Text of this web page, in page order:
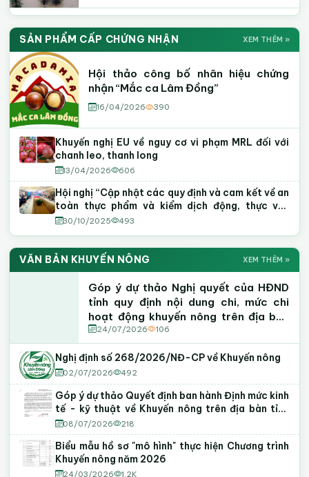
SẢN PHẨM CẤP CHỨNG NHẬN XEM THÊM »
Hội thảo công bố nhãn hiệu chứng
nhận “Mắc ca Lâm Đồng”
16/04/2026 390
Khuyến nghị EU về nguy cơ vi phạm MRL đối với
chanh leo, thanh long
13/04/2026 606
Hội nghị “Cập nhật các quy định và cam kết về an
toàn thực phẩm và kiểm dịch động, thực vật
(SPS) trong Hiệp định EVFTA và UKVFTA”
30/10/2025 493
VĂN BẢN KHUYẾN NÔNG XEM THÊM »
Góp ý dự thảo Nghị quyết của HĐND
tỉnh quy định nội dung chi, mức chi
hoạt động khuyến nông trên địa bàn
tỉnh Lâm Đồng
24/07/2026 106
Nghị định số 268/2026/NĐ-CP về Khuyến nông
02/07/2026 492
Góp ý dự thảo Quyết định ban hành Định mức kinh
tế - kỹ thuật về Khuyến nông trên địa bàn tỉnh
Lâm Đồng
08/07/2026 218
Biểu mẫu hồ sơ "mô hình" thực hiện Chương trình
Khuyến nông năm 2026
24/03/2026 1.2K